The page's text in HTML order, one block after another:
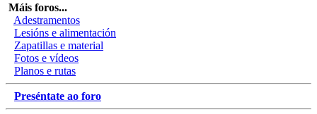
Máis foros...
Adestramentos
Lesións e alimentación
Zapatillas e material
Fotos e vídeos
Planos e rutas
Preséntate ao foro